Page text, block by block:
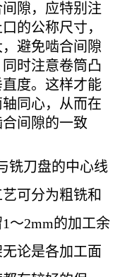
隙，应特别注
的公称尺寸，
避免啮合间隙
时注意卷筒凸
度。这样才能
同心，从而在
间隙的一致
铣刀盘的中心线
可分为粗铣和
～2mm的加工余
论是各加工面